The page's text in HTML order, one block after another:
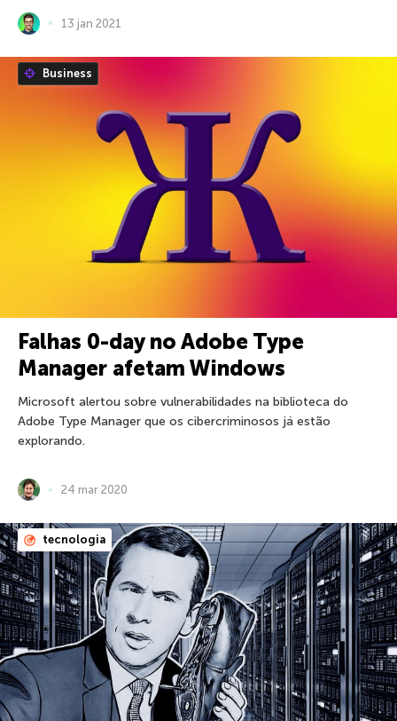
13 jan 2021
Business
Falhas 0-day no Adobe Type
Manager afetam Windows
Microsoft alertou sobre vulnerabilidades na biblioteca do
Adobe Type Manager que os cibercriminosos já estão
explorando.
24 mar 2020
tecnologia